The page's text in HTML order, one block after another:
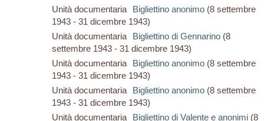
Unità documentaria
Bigliettino anonimo(8 settembre
1943 - 31 dicembre 1943)
Unità documentaria
Bigliettino di Gennarino(8
settembre 1943 - 31 dicembre 1943)
Unità documentaria
Bigliettino anonimo(8 settembre
1943 - 31 dicembre 1943)
Unità documentaria
Bigliettino anonimo(8 settembre
1943 - 31 dicembre 1943)
Unità documentaria
Bigliettino di Valente e anonimi(8